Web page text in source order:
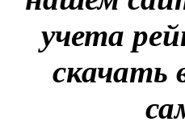
учета
скачать